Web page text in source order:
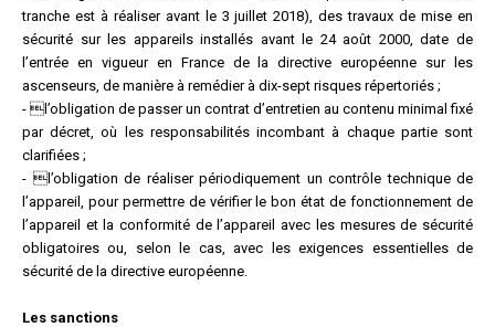
tranche est à réaliser avant le 3 juillet 2018), des travaux de mise en
sécurité sur les appareils installés avant le 24 août 2000, date de
l’entrée en vigueur en France de la directive européenne sur les
ascenseurs, de manière à remédier à dix-sept risques répertoriés ;
- l’obligation de passer un contrat d’entretien au contenu minimal fixé
par décret, où les responsabilités incombant à chaque partie sont
clarifiées ;
- l’obligation de réaliser périodiquement un contrôle technique de
l’appareil, pour permettre de vérifier le bon état de fonctionnement de
l’appareil et la conformité de l’appareil avec les mesures de sécurité
obligatoires ou, selon le cas, avec les exigences essentielles de
sécurité de la directive européenne.
Les sanctions